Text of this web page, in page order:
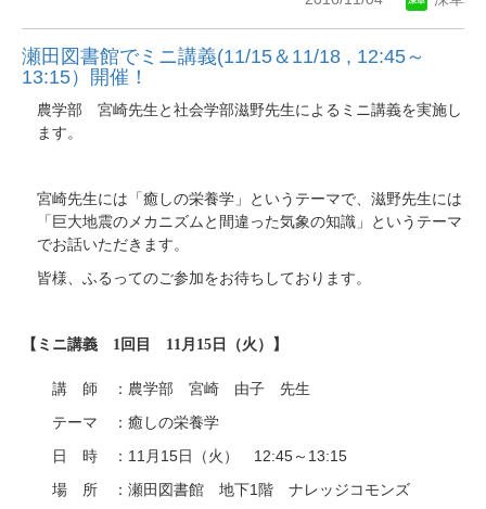
瀬田図書館でミニ講義(11/15＆11/18 , 12:45～
13:15）開催！
農学部 宮崎先生と社会学部滋野先生によるミニ講義を実施し
ます。
宮崎先生には「癒しの栄養学」というテーマで、滋野先生には
「巨大地震のメカニズムと間違った気象の知識」というテーマ
でお話いただきます。
皆様、ふるってのご参加をお待ちしております。
【ミニ講義 1回目 11月15日（火）】
講 師 ：農学部 宮崎 由子 先生
テーマ ：癒しの栄養学
日 時 ： 11 月 15 日（火） 12:45 ～ 13:15
場 所 ：瀬田図書館 地下1 階 ナレッジコモンズ